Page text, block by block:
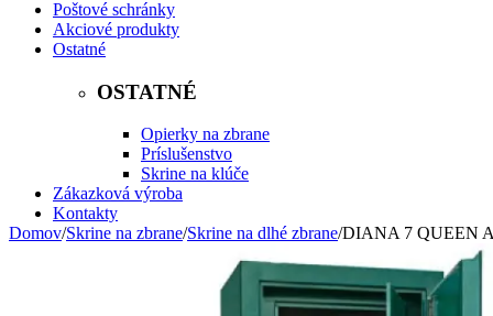
Poštové schránky
Akciové produkty
Ostatné
OSTATNÉ
Opierky na zbrane
Príslušenstvo
Skrine na klúče
Zákazková výroba
Kontakty
Domov/Skrine na zbrane/Skrine na dlhé zbrane/DIANA 7 QUEEN